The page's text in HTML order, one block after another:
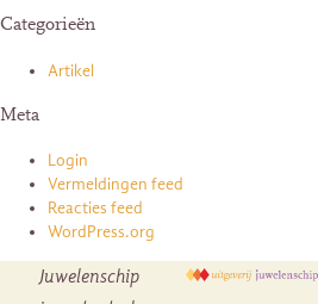
Categorieën
Artikel
Meta
Login
Vermeldingen feed
Reacties feed
WordPress.org
Juwelenschip